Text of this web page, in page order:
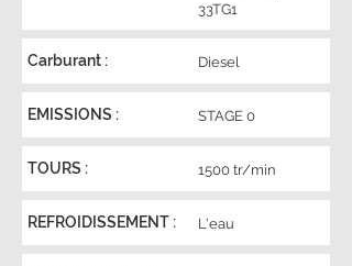
33TG1
Carburant : Diesel
EMISSIONS : STAGE 0
TOURS : 1500 tr/min
REFROIDISSEMENT : L'eau